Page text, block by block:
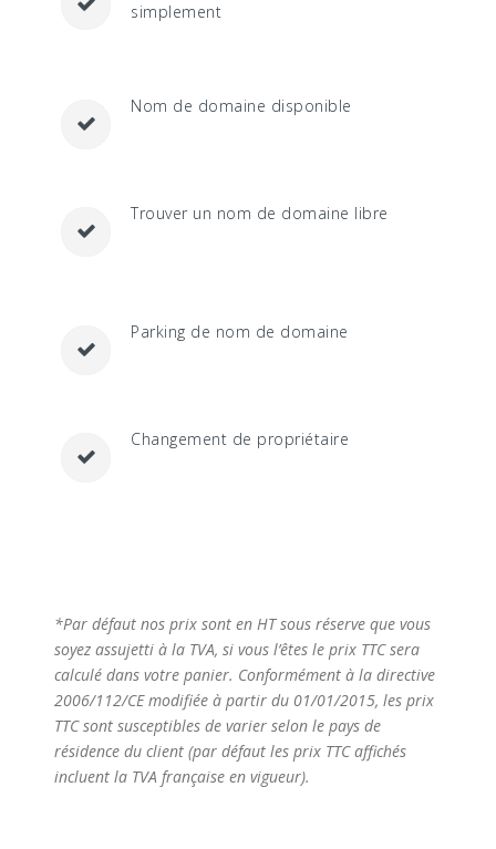
simplement
Nom de domaine disponible
Trouver un nom de domaine libre
Parking de nom de domaine
Changement de propriétaire
*Par défaut nos prix sont en HT sous réserve que vous
soyez assujetti à la TVA, si vous l’êtes le prix TTC sera
calculé dans votre panier. Conformément à la directive
2006/112/CE modifiée à partir du 01/01/2015, les prix
TTC sont susceptibles de varier selon le pays de
résidence du client (par défaut les prix TTC affichés
incluent la TVA française en vigueur).